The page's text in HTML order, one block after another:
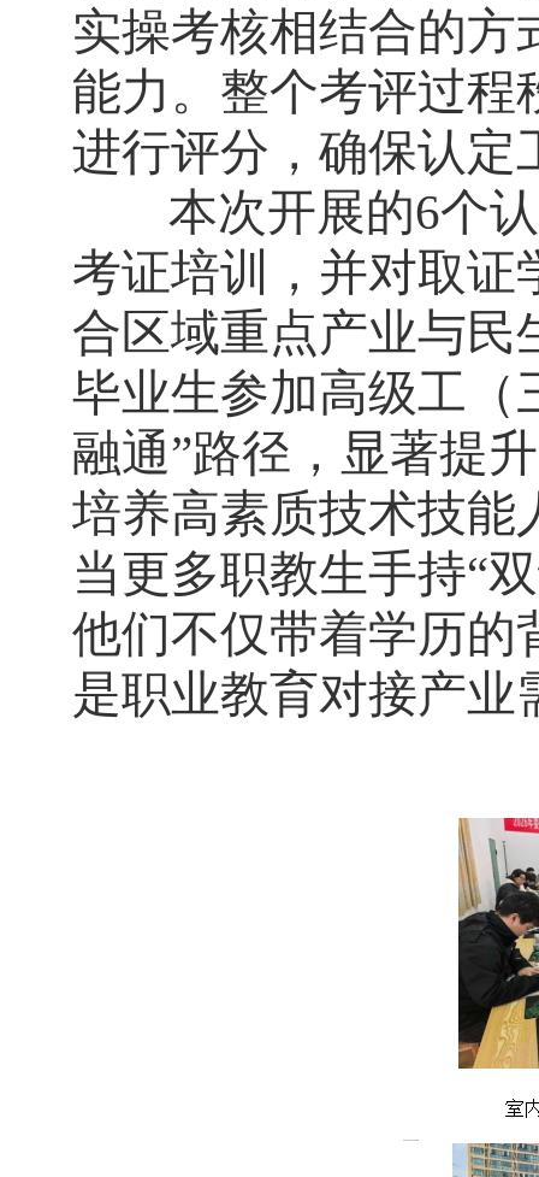
实操考核相结合的方
能力。整个考评过程
进行评分，确保认定
本次开展的6个
考证培训，并对取证
合区域重点产业与民
毕业生参加高级工（
融通”路径，显著提
培养高素质技术技能
当更多职教生手持“
他们不仅带着学历的
是职业教育对接产业